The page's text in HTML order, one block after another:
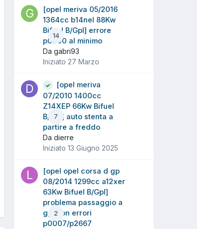
14
[opel meriva 05/2016
1364cc b14nel 88Kw
Bifuel B/Gpl] errore
p0300 al minimo
Da gabri93
Iniziato 27 Marzo
7
[opel meriva
07/2010 1400cc
Z14XEP 66Kw Bifuel
B/Gpl] auto stenta a
partire a freddo
Da dierre
Iniziato 13 Giugno 2025
2
[opel opel corsa d gp
08/2014 1299cc a12xer
63Kw Bifuel B/Gpl]
problema passaggio a
gpl con errori
p0007/p2667